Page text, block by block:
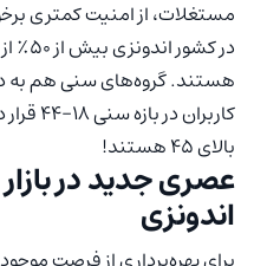
مستغلات، از امنیت کمتری
در
بالای ۴۵ هستند!
عصری جدید در
اندونزی